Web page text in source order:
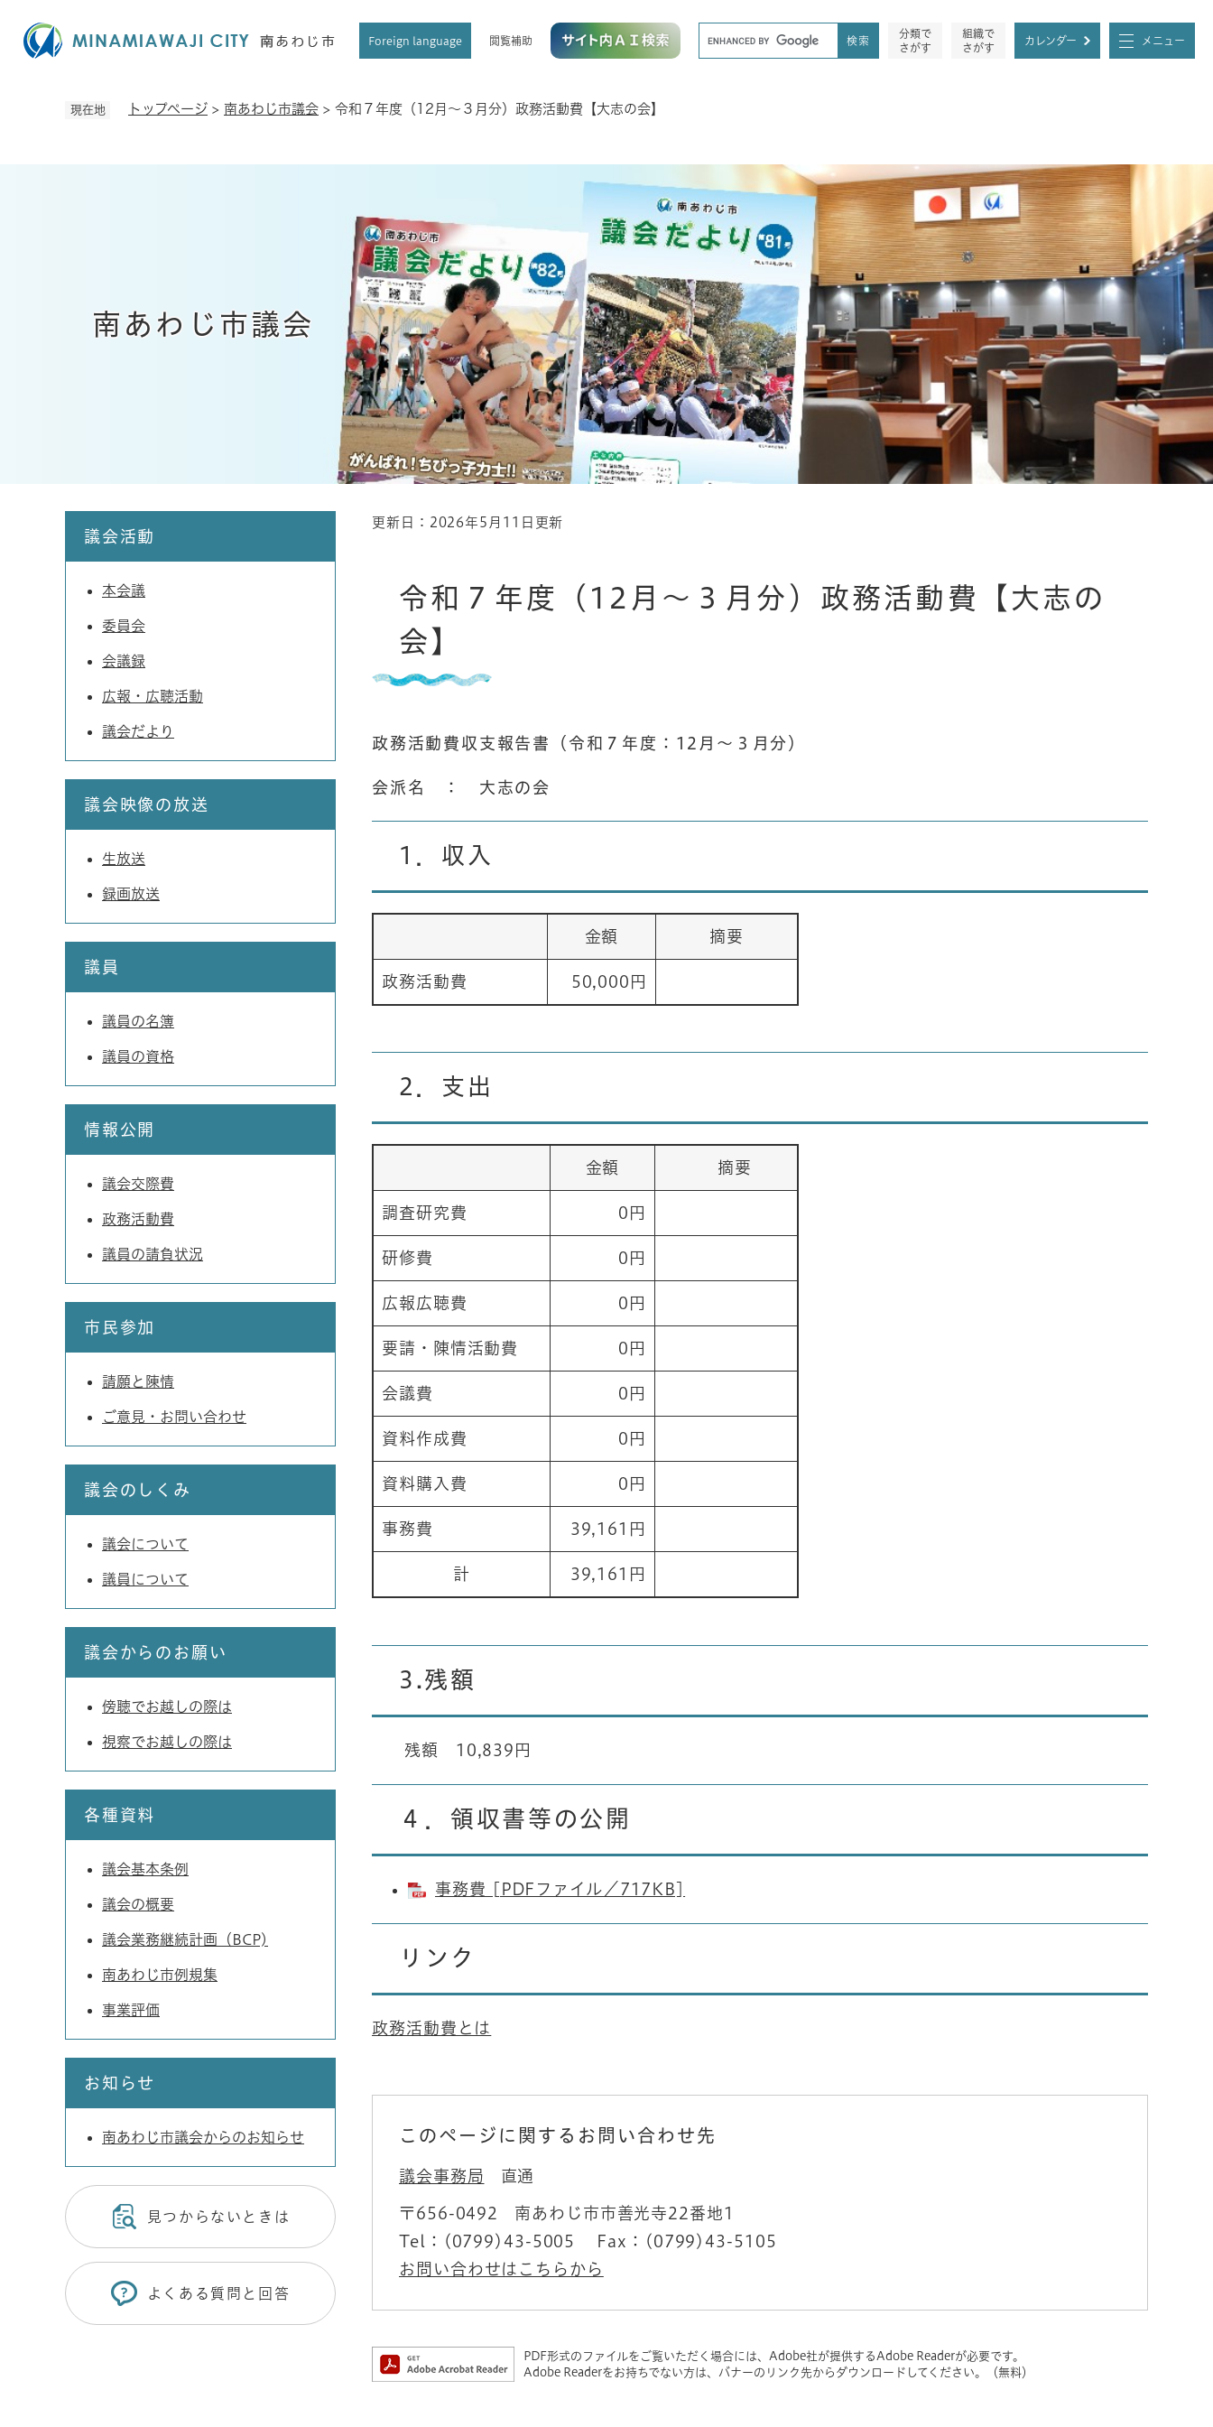
Foreign language 閲覧補助
分類で
さがす
組織で
さがす
カレンダー メニュー
現在地 トップページ > 南あわじ市議会 > 令和７年度（12月～３月分）政務活動費【大志の会】
南あわじ市議会
本
更新日：2026年5月11日更新
令和７年度（12月～３月分）政務活動費【大志の
会】
政務活動費収支報告書（令和７年度：12月～３月分 ）
会派名 ： 大志の会
1．収入
金額 摘要
政務活動費 50,000円
2．支出
金額 摘要
調査研究費 0円
研修費 0円
広報広聴費 0円
要請・陳情活動費 0円
会議費 0円
資料作成費 0円
資料購入費 0円
事務費 39,161円
計 39,161円
3.残額
残額 10,839円
４．領収書等の公開
事務費 [PDFファイル／717KB]
リンク
政務活動費とは
このページに関するお問い合わせ先
議会事務局 直通
〒656-0492
南あわじ市市善光寺22番地1
Tel：(0799)43-5005
Fax：(0799)43-5105
お問い合わせはこちらから
PDF形式のファイルをご覧いただく場合には、Adobe社が提供するAdobe Readerが必要です。
Adobe Readerをお持ちでない方は、バナーのリンク先からダウンロードしてください。（無料）
議会活動
本会議
委員会
会議録
広報・広聴活動
議会だより
議会映像の放送
生放送
録画放送
議員
議員の名簿
議員の資格
情報公開
議会交際費
政務活動費
議員の請負状況
市民参加
請願と陳情
ご意見・お問い合わせ
議会のしくみ
議会について
議員について
議会からのお願い
傍聴でお越しの際は
視察でお越しの際は
各種資料
議会基本条例
議会の概要
議会業務継続計画（BCP)
南あわじ市例規集
事業評価
お知らせ
南あわじ市議会からのお知らせ
見つからないときは
よくある質問と回答